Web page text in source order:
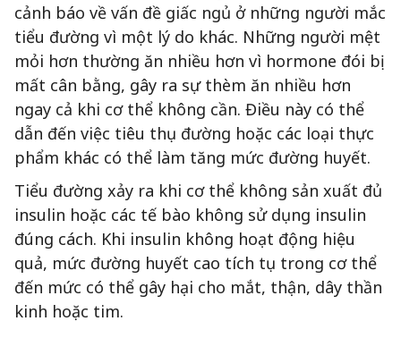
cảnh báo về vấn đề giấc ngủ ở những người mắc
tiểu đường vì một lý do khác. Những người mệt
mỏi hơn thường ăn nhiều hơn vì hormone đói bị
mất cân bằng, gây ra sự thèm ăn nhiều hơn
ngay cả khi cơ thể không cần. Điều này có thể
dẫn đến việc tiêu thụ đường hoặc các loại thực
phẩm khác có thể làm tăng mức đường huyết.
Tiểu đường xảy ra khi cơ thể không sản xuất đủ
insulin hoặc các tế bào không sử dụng insulin
đúng cách. Khi insulin không hoạt động hiệu
quả, mức đường huyết cao tích tụ trong cơ thể
đến mức có thể gây hại cho mắt, thận, dây thần
kinh hoặc tim.